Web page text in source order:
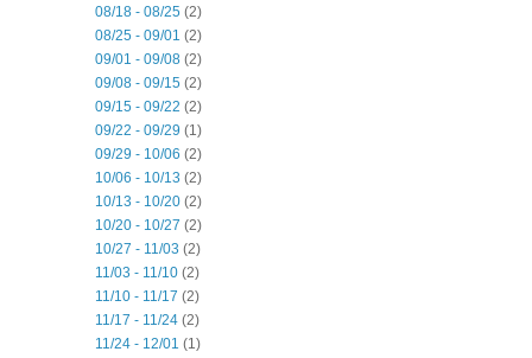
08/18 - 08/25 (2)
08/25 - 09/01 (2)
09/01 - 09/08 (2)
09/08 - 09/15 (2)
09/15 - 09/22 (2)
09/22 - 09/29 (1)
09/29 - 10/06 (2)
10/06 - 10/13 (2)
10/13 - 10/20 (2)
10/20 - 10/27 (2)
10/27 - 11/03 (2)
11/03 - 11/10 (2)
11/10 - 11/17 (2)
11/17 - 11/24 (2)
11/24 - 12/01 (1)